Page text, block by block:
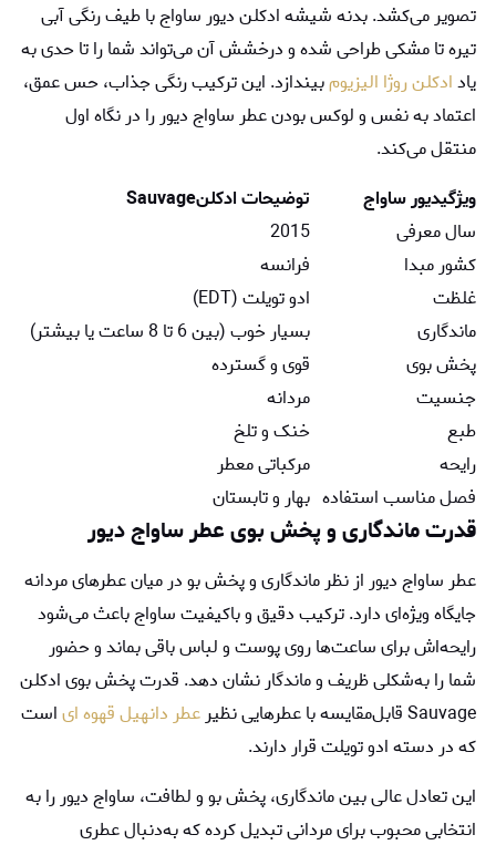
تصویر می‌کشد. بدنه شیشه ادكلن ديور ساواج با طیف رنگی آبی
تیره تا مشکی طراحی شده و درخشش آن می‌تواند شما را تا حدی به
یادادکلن روژا الیزیومبیندازد. این ترکیب رنگی جذاب، حس عمق،
اعتماد به نفس و لوکس بودن عطر ساواج ديور را در نگاه اول
منتقل می‌کند.
ویژگیديور ساواج توضیحات ادکلنSauvage
سال معرفی
2015
کشور مبدا
فرانسه
غلظت
ادو تویلت (EDT)
ماندگاری
بسیار خوب (بین 6 تا 8 ساعت یا بیشتر)
پخش بوی
قوی و گسترده
جنسیت
مردانه
طبع
خنک و تلخ
رایحه
مرکباتی معطر
فصل مناسب استفاده بهار و تابستان
قدرت ماندگاری و پخش بوی عطر ساواج ديور
عطر ساواج دیور از نظر ماندگاری و پخش بو در میان عطرهای مردانه
جایگاه ویژه‌ای دارد. ترکیب دقیق و باکیفیت ساواج باعث می‌شود
رایحه‌اش برای ساعت‌ها روی پوست و لباس باقی بماند و حضور
شما را به‌شکلی ظریف و ماندگار نشان دهد. قدرت پخش بوی ادکلن
Sauvage قابل‌مقایسه با عطرهایی نظیر
عطر دانهیل قهوه ایاست
که در دسته ادو تویلت قرار دارند.
این تعادل عالی بین ماندگاری، پخش بو و لطافت، ساواج دیور را به
انتخابی محبوب برای مردانی تبدیل کرده که به‌دنبال عطری